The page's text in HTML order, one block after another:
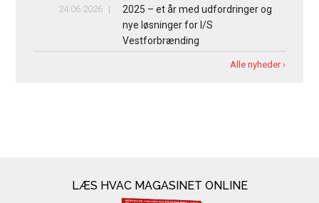
24.06.2026
2025 – et år med udfordringer og
nye løsninger for I/S
Vestforbrænding
Alle nyheder ›
LÆS HVAC MAGASINET ONLINE